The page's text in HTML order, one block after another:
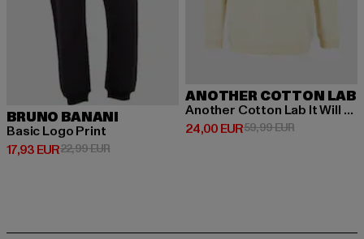
BRUNO BANANI
Basic Logo Print
17,93 EUR
Prix courant: 17,93 EUR
22,99 EURPrix en promotion: 22,99 EUR
ANOTHER COTTON LAB
Another Cotton Lab It Will All Be Alright Kids Hoodie
24,00 EUR
Prix courant: 24,00 EUR
59,99 EURPrix en